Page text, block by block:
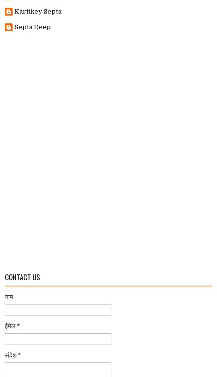
Kartikey Septa
Septa Deep
CONTACT US
नाम
ईमेल *
संदेश*